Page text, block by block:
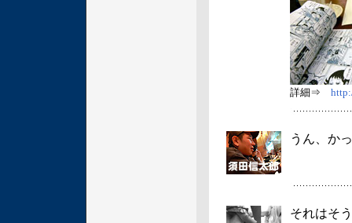
詳細⇒
うん、か
それはそ